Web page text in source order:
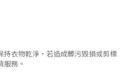
持衣物乾淨，若造成髒污毀損或剪標
務。